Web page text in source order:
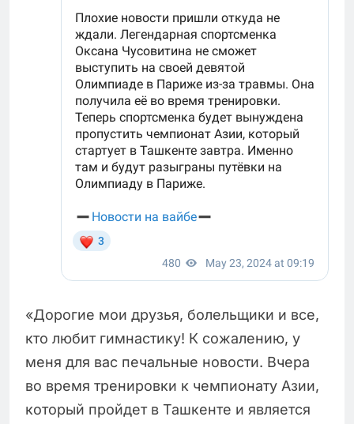
«Дорогие мои друзья, болельщики и все,
кто любит гимнастику! К сожалению, у
меня для вас печальные новости. Вчера
во время тренировки к чемпионату Азии,
который пройдет в Ташкенте и является